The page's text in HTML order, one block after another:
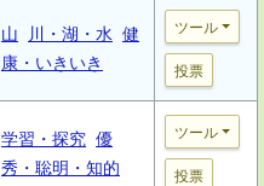
山 川・湖・水 健
康・いきいき
ツール
投票
学習・探究 優
秀・聡明・知的
ツール
投票